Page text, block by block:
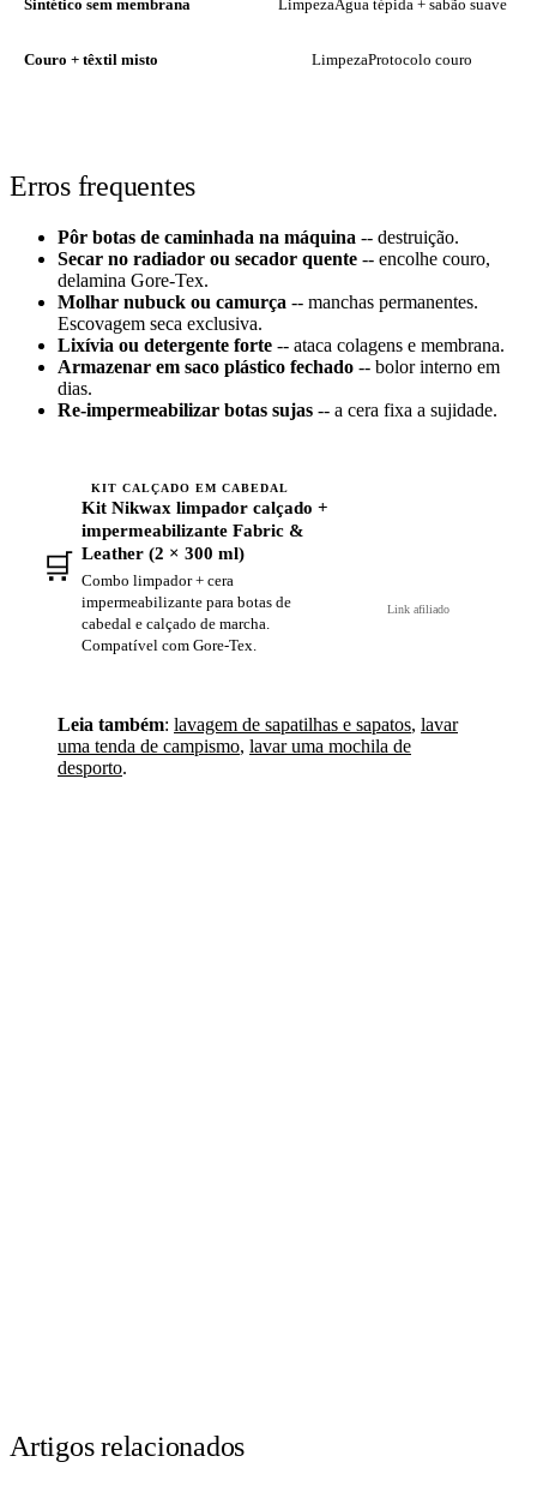
Sintético sem membrana LimpezaÁgua tépida + sabão suave
Couro + têxtil misto LimpezaProtocolo couro
Erros frequentes
Pôr botas de caminhada na máquina -- destruição.
Secar no radiador ou secador quente -- encolhe couro,
delamina Gore-Tex.
Molhar nubuck ou camurça -- manchas permanentes.
Escovagem seca exclusiva.
Lixívia ou detergente forte -- ataca colagens e membrana.
Armazenar em saco plástico fechado -- bolor interno em
dias.
Re-impermeabilizar botas sujas -- a cera fixa a sujidade.
🛒
KIT CALÇADO EM CABEDAL
Kit Nikwax limpador calçado +
impermeabilizante Fabric &
Leather (2 × 300 ml)
Combo limpador + cera
impermeabilizante para botas de
cabedal e calçado de marcha.
Compatível com Gore-Tex.
Link afiliado
Leia também: lavagem de sapatilhas e sapatos, lavar
uma tenda de campismo, lavar uma mochila de
desporto.
Artigos relacionados